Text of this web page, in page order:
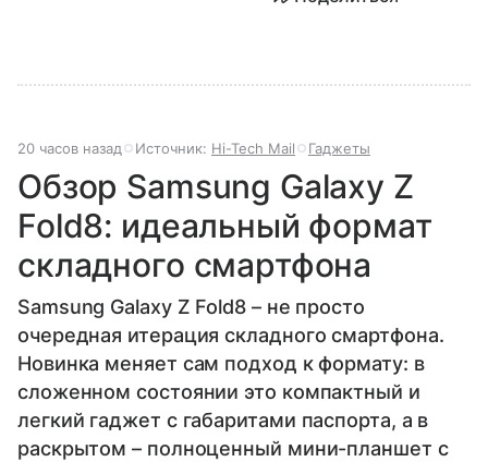
20 часов назад Источник: Hi-Tech Mail Гаджеты
Обзор Samsung Galaxy Z
Fold8: идеальный формат
складного смартфона
Samsung Galaxy Z Fold8 – не просто
очередная итерация складного смартфона.
Новинка меняет сам подход к формату: в
сложенном состоянии это компактный и
легкий гаджет с габаритами паспорта, а в
раскрытом – полноценный мини-планшет с